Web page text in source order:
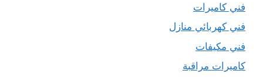
فني كاميرات
فني كهربائي منازل
فني مكيفات
كاميرات مراقبة